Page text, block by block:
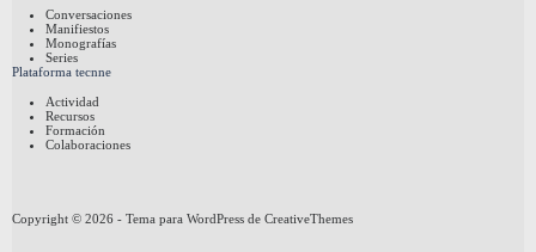
Conversaciones
Manifiestos
Monografías
Series
Plataforma tecnne
Actividad
Recursos
Formación
Colaboraciones
Copyright © 2026 - Tema para WordPress de CreativeThemes